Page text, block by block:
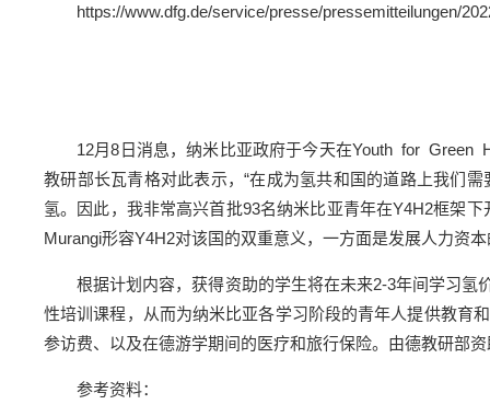
https://www.dfg.de/service/presse/pressemitteilungen/
12月8日消息，纳米比亚政府于今天在Youth for Green
教研部长瓦青格对此表示，“在成为氢共和国的道路上我们
氢。因此，我非常高兴首批93名纳米比亚青年在Y4H2框架
Murangi形容Y4H2对该国的双重意义，一方面是发展人力资
根据计划内容，获得资助的学生将在未来2-3年间学习
性培训课程，从而为纳米比亚各学习阶段的青年人提供教育
参访费、以及在德游学期间的医疗和旅行保险。由德教研部
参考资料：